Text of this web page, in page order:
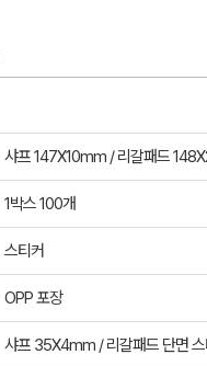
샤프 147X10mm / 리갈패드
1박스 100개
스티커
OPP 포장
샤프 35X4mm / 리갈패드 단면